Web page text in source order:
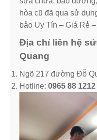
hòa cũ đã qua sử
bảo Uy Tín – Giá Rẻ
Địa chỉ liên hệ
Quang
Ngõ 217 đường Đỗ
Hotline: 0965 88